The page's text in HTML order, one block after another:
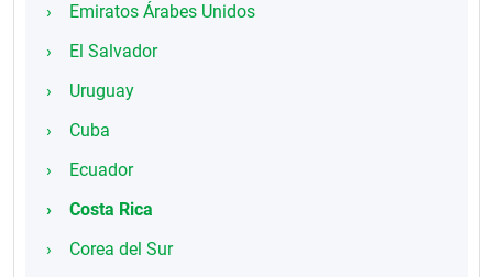
Emiratos Árabes Unidos
El Salvador
Uruguay
Cuba
Ecuador
Costa Rica
Corea del Sur